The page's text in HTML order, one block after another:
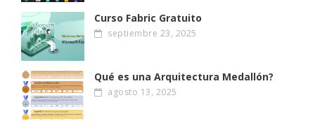
Curso Fabric Gratuito
septiembre 23, 2025
Qué es una Arquitectura Medallón?
agosto 13, 2025